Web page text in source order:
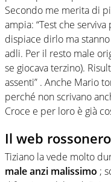
Secondo me merita di
ampia: “Test che
dispiace dirlo ma
adli. Per il resto male
se giocava terzino).
assenti” . Anche Mario
perché non scrivano
Croce e per loro è già
Il web
Tiziano la vede molto
male anzi malissimo ;